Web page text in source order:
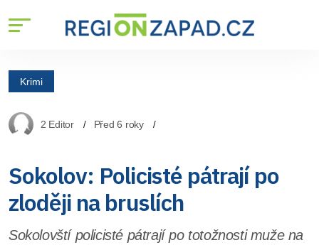
Krimi
2 Editor Před 6 roky
Sokolov: Policisté pátrají po
zloději na bruslích
Sokolovští policisté pátrají po totožnosti muže na